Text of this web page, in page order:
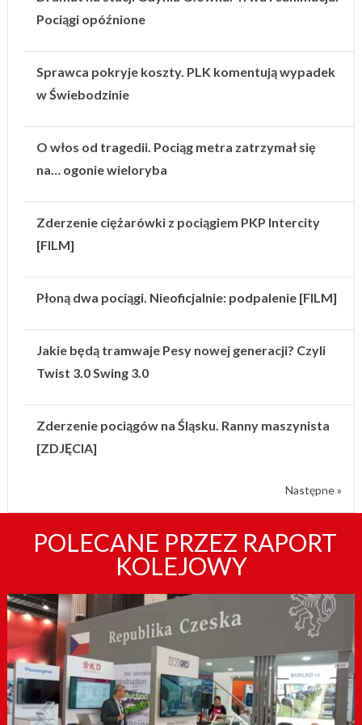
Pociągi opóźnione
Sprawca pokryje koszty. PLK komentują wypadek
w Świebodzinie
O włos od tragedii. Pociąg metra zatrzymał się
na… ogonie wieloryba
Zderzenie ciężarówki z pociągiem PKP Intercity
[FILM]
Płoną dwa pociągi. Nieoficjalnie: podpalenie [FILM]
Jakie będą tramwaje Pesy nowej generacji? Czyli
Twist 3.0 Swing 3.0
Zderzenie pociągów na Śląsku. Ranny maszynista
[ZDJĘCIA]
Następne »
POLECANE PRZEZ RAPORT
KOLEJOWY